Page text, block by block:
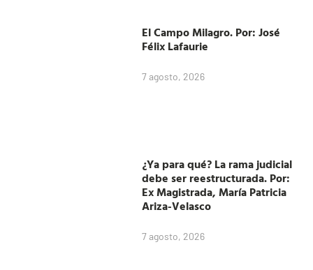
El Campo Milagro. Por: José
Félix Lafaurie
7 agosto, 2026
¿Ya para qué? La rama judicial
debe ser reestructurada. Por:
Ex Magistrada, María Patricia
Ariza-Velasco
7 agosto, 2026